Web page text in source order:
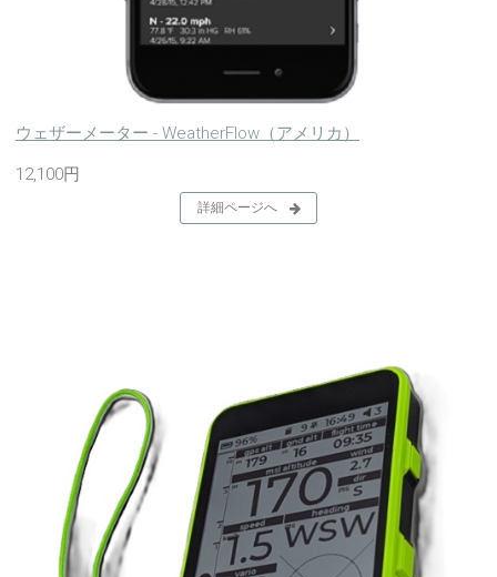
ウェザーメーター - WeatherFlow（アメリカ）
12,100円
詳細ページへ